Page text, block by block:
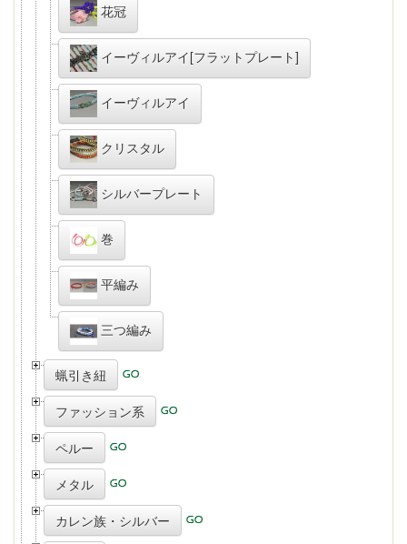
花冠
イーヴィルアイ[フラットプレート]
イーヴィルアイ
クリスタル
シルバープレート
巻
平編み
三つ編み
蝋引き紐
ファッション系
ペルー
メタル
カレン族・シルバー